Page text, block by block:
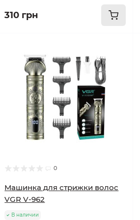
310 грн
0
Машинка для стрижки волос
VGR V-962
В наличии